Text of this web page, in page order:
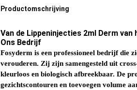
Productomschrijving
Van de Lippeninjecties 2ml Derm
Ons Bedrijf
Fosyderm is een professioneel bedrijf die
verouderen. Zij zijn samengesteld uit
kleurloos en biologisch afbreekbaar. De
gezichtscontouren en toevoegen volume